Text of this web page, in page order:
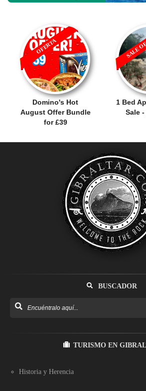
Domino's Hot
August Offer Bundle
for £39
OFERTA
1 Bed
Sale
SALE
BUSCADOR
TURISMO EN
Historia y Herencia